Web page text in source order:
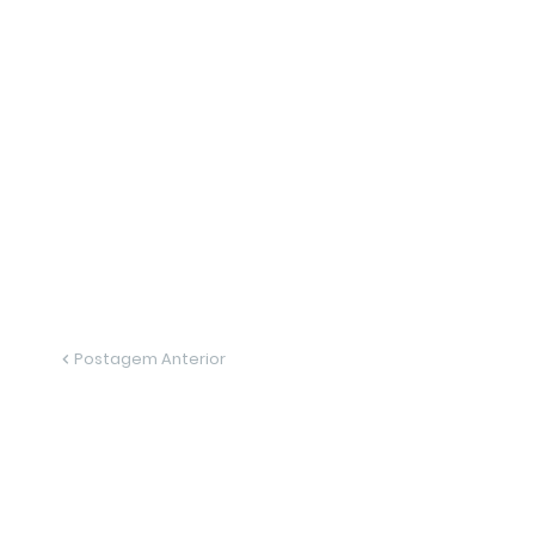
Postagem Anterior